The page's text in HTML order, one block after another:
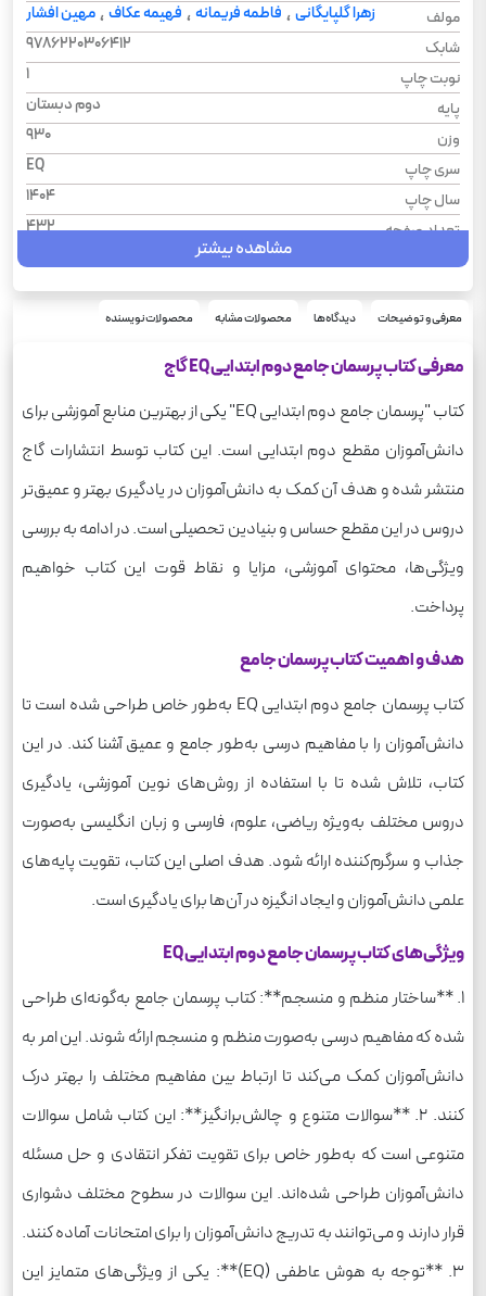
مولف
زهرا گلپایگانی ، فاطمه فریمانه ، فهیمه عکاف ،مهین افشار
شابک
9786220306412
نوبت چاپ
1
پایه
دوم دبستان
وزن
930
سری چاپ
EQ
سال چاپ
1404
تعداد صفحه
432
سری
EQ
قطع
درس
مشاهده بیشتر
معرفی و توضیحات دیدگاه‌ها محصولات مشابه محصولات نویسنده
معرفی کتاب پرسمان جامع دوم ابتدایی EQ گاج
کتاب "پرسمان جامع دوم ابتدایی EQ" یکی از بهترین منابع آموزشی برای
دانش‌آموزان مقطع دوم ابتدایی است. این کتاب توسط انتشارات گاج
منتشر شده و هدف آن کمک به دانش‌آموزان در یادگیری بهتر و عمیق‌تر
دروس در این مقطع حساس و بنیادین تحصیلی است. در ادامه به بررسی
ویژگی‌ها، محتوای آموزشی، مزایا و نقاط قوت این کتاب خواهیم
پرداخت.
هدف و اهمیت کتاب پرسمان جامع
کتاب پرسمان جامع دوم ابتدایی EQ به‌طور خاص طراحی شده است تا
دانش‌آموزان را با مفاهیم درسی به‌طور جامع و عمیق آشنا کند. در این
کتاب، تلاش شده تا با استفاده از روش‌های نوین آموزشی، یادگیری
دروس مختلف به‌ویژه ریاضی، علوم، فارسی و زبان انگلیسی به‌صورت
جذاب و سرگرم‌کننده ارائه شود. هدف اصلی این کتاب، تقویت پایه‌های
علمی دانش‌آموزان و ایجاد انگیزه در آن‌ها برای یادگیری است.
ویژگی‌های کتاب پرسمان جامع دوم ابتدایی EQ
1. **ساختار منظم و منسجم**: کتاب پرسمان جامع به‌گونه‌ای طراحی
شده که مفاهیم درسی به‌صورت منظم و منسجم ارائه شوند. این امر به
دانش‌آموزان کمک می‌کند تا ارتباط بین مفاهیم مختلف را بهتر درک
کنند. 2. **سوالات متنوع و چالش‌برانگیز**: این کتاب شامل سوالات
متنوعی است که به‌طور خاص برای تقویت تفکر انتقادی و حل مسئله
دانش‌آموزان طراحی شده‌اند. این سوالات در سطوح مختلف دشواری
قرار دارند و می‌توانند به تدریج دانش‌آموزان را برای امتحانات آماده کنند.
3. **توجه به هوش عاطفی (EQ)**: یکی از ویژگی‌های متمایز این